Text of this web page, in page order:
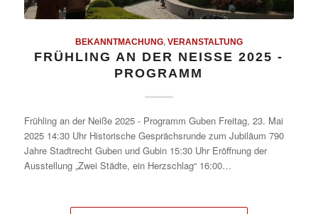
BEKANNTMACHUNG, VERANSTALTUNG
FRÜHLING AN DER NEISSE 2025 - P
ROGRAMM
Frühling an der Neiße 2025 - Programm Guben Freitag, 23. Mai
2025 14:30 Uhr Historische Gesprächsrunde zum Jubiläum 790
Jahre Stadtrecht Guben und Gubin 15:30 Uhr Eröffnung der
Ausstellung „Zwei Städte, ein Herzschlag“ 16:00…